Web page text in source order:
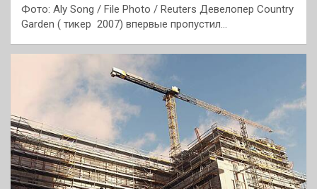
Фото: Aly Song / File Photo / Reuters Девелопер Country
Garden ( тикер 2007) впервые пропустил…